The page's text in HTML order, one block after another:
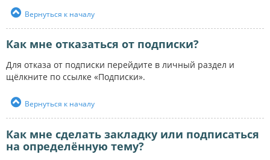
Вернуться к началу
Как мне отказаться от подписки?
Для отказа от подписки перейдите в личный раздел и
щёлкните по ссылке «Подписки».
Вернуться к началу
Как мне сделать закладку или подписаться
на определённую тему?